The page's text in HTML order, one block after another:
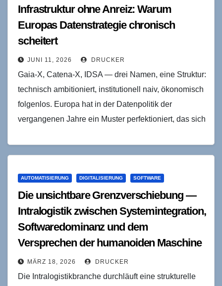
Infrastruktur ohne Anreiz: Warum
Europas Datenstrategie chronisch
scheitert
JUNI 11, 2026 DRUCKER
Gaia-X, Catena-X, IDSA — drei Namen, eine Struktur:
technisch ambitioniert, institutionell naiv, ökonomisch
folgenlos. Europa hat in der Datenpolitik der
vergangenen Jahre ein Muster perfektioniert, das sich
AUTOMATISIERUNG DIGITALISIERUNG SOFTWARE
Die unsichtbare Grenzverschiebung —
Intralogistik zwischen Systemintegration,
Softwaredominanz und dem
Versprechen der humanoiden Maschine
MÄRZ 18, 2026 DRUCKER
Die Intralogistikbranche durchläuft eine strukturelle